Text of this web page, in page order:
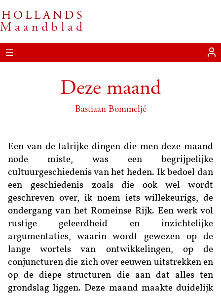
Ga
naar
de
inhoud
HOLLANDS
Maandblad
Deze maand
Bastiaan Bommeljé
Een van de talrijke dingen die men deze maand
node miste, was een begrijpelijke
cultuurgeschiedenis van het heden. Ik bedoel dan
een geschiedenis zoals die ook wel wordt
geschreven over, ik noem iets willekeurigs, de
ondergang van het Romeinse Rijk. Een werk vol
rustige geleerdheid en inzichtelijke
argumentaties, waarin wordt gewezen op de
lange wortels van ontwikkelingen, op de
conjuncturen die zich over eeuwen uitstrekken en
op de diepe structuren die aan dat alles ten
grondslag liggen. Deze maand maakte duidelijk